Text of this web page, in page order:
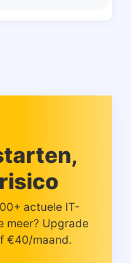
actuele IT-
meer? Upgrade
€40/maand.